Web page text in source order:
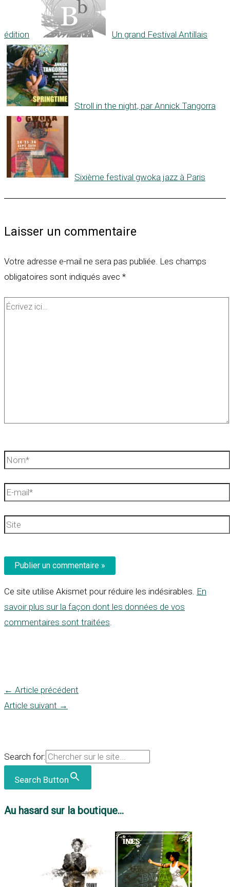
édition Un grand Festival Antillais
Stroll in the night, par Annick Tangorra
Sixième festival gwoka jazz à Paris
Laisser un commentaire
Votre adresse e-mail ne sera pas publiée. Les champs
obligatoires sont indiqués avec *
Écrivez
Nom*
E-
Site
Ce site utilise Akismet pour réduire les indésirables. En
savoir plus sur la façon dont les données de vos
commentaires sont traitées
← Article précédent
Article suivant →
Search for:
Search Button
Au hasard sur la boutique...